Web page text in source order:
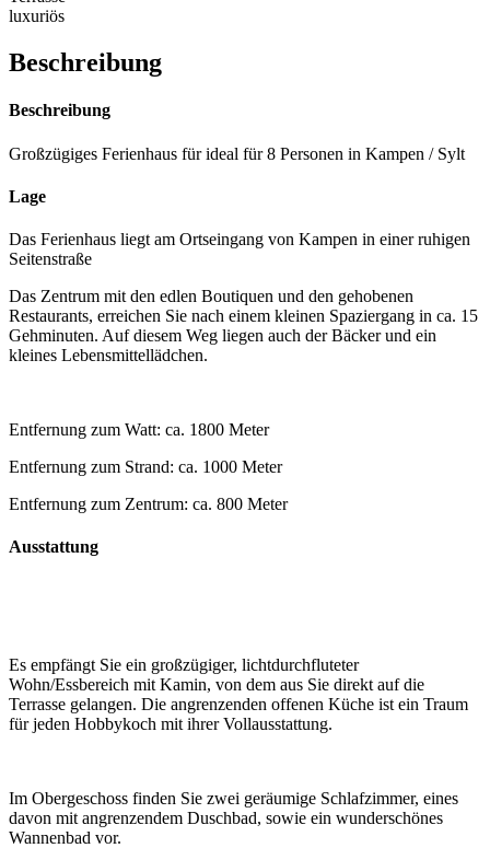
luxuriös
Beschreibung
Beschreibung
Großzügiges Ferienhaus für ideal für 8 Personen in Kampen / Sylt
Lage
Das Ferienhaus liegt am Ortseingang von Kampen in einer ruhigen
Seitenstraße
Das Zentrum mit den edlen Boutiquen und den gehobenen
Restaurants, erreichen Sie nach einem kleinen Spaziergang in ca. 15
Gehminuten. Auf diesem Weg liegen auch der Bäcker und ein
kleines Lebensmittellädchen.
Entfernung zum Watt: ca. 1800 Meter
Entfernung zum Strand: ca. 1000 Meter
Entfernung zum Zentrum: ca. 800 Meter
Ausstattung
Es empfängt Sie ein großzügiger, lichtdurchfluteter
Wohn/Essbereich mit Kamin, von dem aus Sie direkt auf die
Terrasse gelangen. Die angrenzenden offenen Küche ist ein Traum
für jeden Hobbykoch mit ihrer Vollausstattung.
Im Obergeschoss finden Sie zwei geräumige Schlafzimmer, eines
davon mit angrenzendem Duschbad, sowie ein wunderschönes
Wannenbad vor.